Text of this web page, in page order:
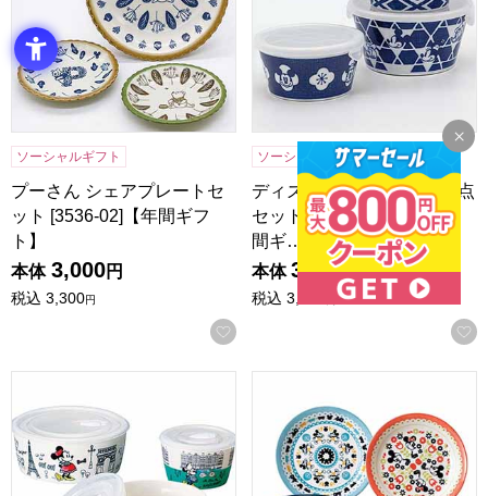
ソーシャルギフト
プーさん シェアプレートセ
ット [3536-02]【年間ギフ
ト】
本体 3,000円
税込 3,300円
お気に入りに登録する
ソーシャルギフト
ディズニー レンジパック3点
セット(MSS)[3308-02]【年
間ギ…
本体 3,000円
税込 3,300